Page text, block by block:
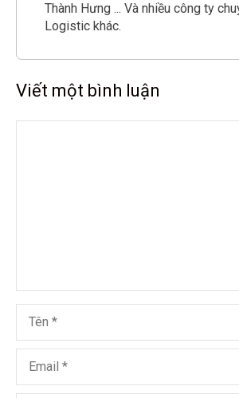
Thành Hưng ... Và nhiều công ty
Logistic khác.
Viết một bình luận